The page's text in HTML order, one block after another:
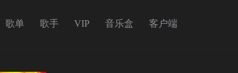
歌单 歌手 VIP 音乐盒 客户端